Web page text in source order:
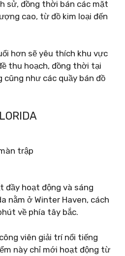
sử, đồng thời bán các mặt
cao, từ đồ kim loại đến
hơn sẽ yêu thích khu vực
thu hoạch, đồng thời tại
cũng như các quầy bán đồ
trập
đầy hoạt động và sáng
nằm ở Winter Haven, cách
về phía tây bắc.
viên giải trí nổi tiếng
này chỉ mới hoạt động từ